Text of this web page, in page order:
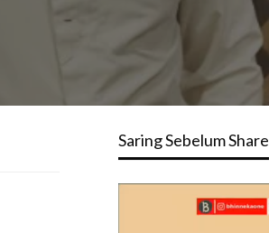
Saring Sebelum Share